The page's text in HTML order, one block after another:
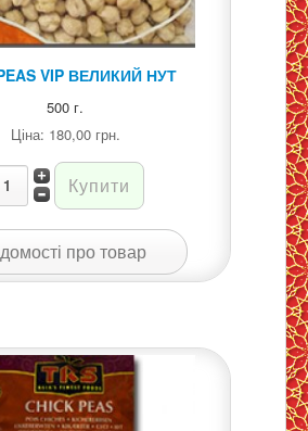
VIP ВЕЛИКИЙ НУТ
500 г.
Ціна: 180,00 грн.
про товар